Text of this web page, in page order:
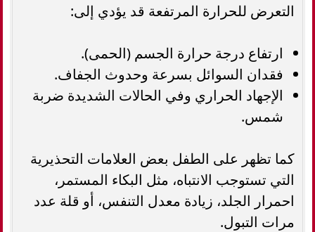
التعرض للحرارة المرتفعة قد يؤدي إلى:
ارتفاع درجة حرارة الجسم (الحمى).
فقدان السوائل بسرعة وحدوث الجفاف.
الإجهاد الحراري وفي الحالات الشديدة ضربة
شمس.
كما تظهر على الطفل بعض العلامات التحذيرية
التي تستوجب الانتباه، مثل البكاء المستمر،
احمرار الجلد، زيادة معدل التنفس، أو قلة عدد
مرات التبول.